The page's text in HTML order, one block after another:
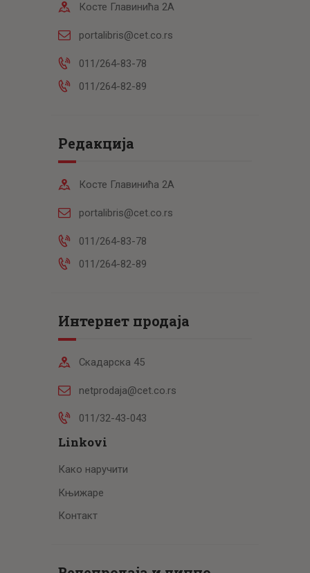
Косте Главинића 2А
portalibris@cet.co.rs
011/264-83-78
011/264-82-89
Редакција
Косте Главинића 2А
portalibris@cet.co.rs
011/264-83-78
011/264-82-89
Интернет продаја
Скадарска 45
netprodaja@cet.co.rs
011/32-43-043
Linkovi
Како наручити
Књижаре
Контакт